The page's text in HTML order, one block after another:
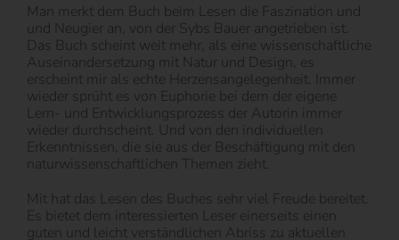
Man merkt dem Buch beim Lesen die Faszination und
und Neugier an, von der Sybs Bauer angetrieben ist.
Das Buch scheint weit mehr, als eine wissenschaftliche
Auseinandersetzung mit Natur und Design, es
erscheint mir als echte Herzensangelegenheit. Immer
wieder sprüht es von Euphorie bei dem der eigene
Lern- und Entwicklungsprozess der Autorin immer
wieder durchscheint. Und von den
individuellen
Erkenntnissen, die sie aus der Beschäftigung mit den
naturwissenschaftlichen Themen zieht.
Mit hat das Lesen des Buches sehr viel Freude bereitet.
Es bietet dem interessierten Leser einerseits einen
guten und leicht verständlichen Abriss zu aktuellen